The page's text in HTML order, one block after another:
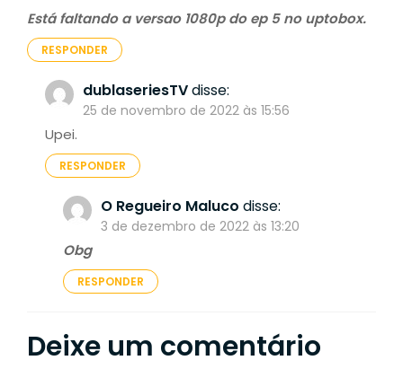
Está faltando a versao 1080p do ep 5 no uptobox.
RESPONDER
dublaseriesTVdisse:
25 de novembro de 2022 às 15:56
Upei.
RESPONDER
O Regueiro Maluco disse:
3 de dezembro de 2022 às 13:20
Obg
RESPONDER
Deixe um comentário